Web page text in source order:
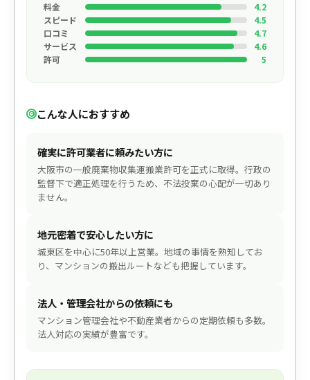
料金
4.2
スピード
4.5
口コミ
4.7
サービス
4.6
許可
5
こんな人におすすめ
確実に許可業者に頼みたい方に
大阪市の一般廃棄物収集運搬業許可を正式に取得。行政の
監督下で適正処理を行うため、不法投棄の心配が一切あり
ません。
地元密着で安心したい方に
城東区を中心に50年以上営業。地域の事情を熟知してお
り、マンションの搬出ルートなども把握しています。
法人・管理会社からの依頼にも
マンション管理会社や不動産業者からの定期依頼も多数。
法人対応の実績が豊富です。